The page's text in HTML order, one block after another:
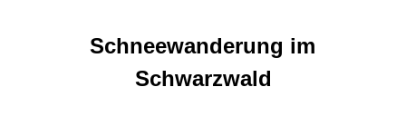
Schneewanderung im
Schwarzwald